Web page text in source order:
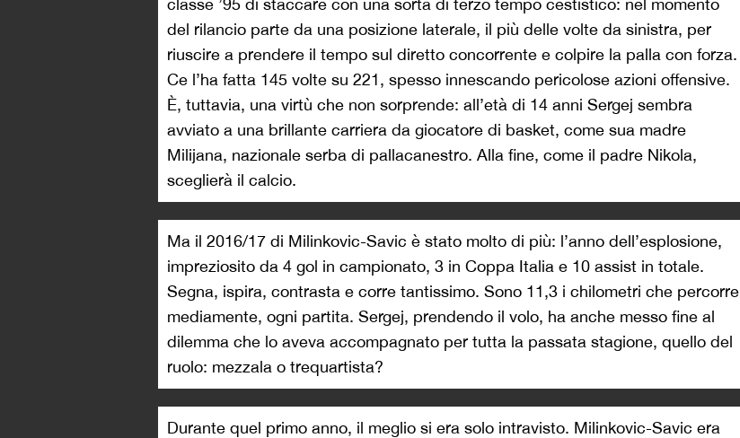
del rilancio parte da una posizione laterale, il più delle volte da sinistra, per
riuscire a prendere il tempo sul diretto concorrente e colpire la palla con forza.
Ce l’ha fatta 145 volte su 221, spesso innescando pericolose azioni offensive.
È, tuttavia, una virtù che non sorprende: all’età di 14 anni Sergej sembra
avviato a una brillante carriera da giocatore di basket, come sua madre
Milijana, nazionale serba di pallacanestro. Alla fine, come il padre Nikola,
sceglierà il calcio.
Ma il 2016/17 di Milinkovic-Savic è stato molto di più: l’anno dell’esplosione,
impreziosito da 4 gol in campionato, 3 in Coppa Italia e 10 assist in totale.
Segna, ispira, contrasta e corre tantissimo. Sono 11,3 i chilometri che percorre
mediamente, ogni partita. Sergej, prendendo il volo, ha anche messo fine al
dilemma che lo aveva accompagnato per tutta la passata stagione, quello del
ruolo: mezzala o trequartista?
Durante quel primo anno, il meglio si era solo intravisto. Milinkovic-Savic era